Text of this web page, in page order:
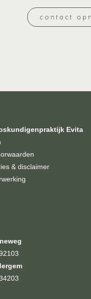
contact
Evita
& disclaimer